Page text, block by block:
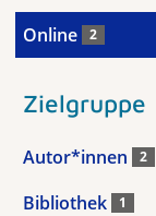
Online 2
Zielgruppe
Autor*innen 2
Bibliothek 1